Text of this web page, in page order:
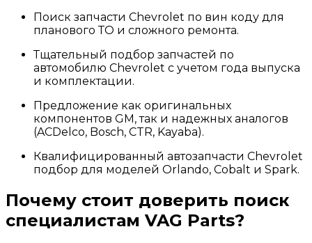
Поиск запчасти Chevrolet по вин коду для
планового ТО и сложного ремонта.
Тщательный подбор запчастей по
автомобилю Chevrolet с учетом года выпуска
и комплектации.
Предложение как оригинальных
компонентов GM, так и надежных аналогов
(ACDelco, Bosch, CTR, Kayaba).
Квалифицированный автозапчасти Chevrolet
подбор для моделей Orlando, Cobalt и Spark.
Почему стоит доверить поиск
специалистам VAG Parts?